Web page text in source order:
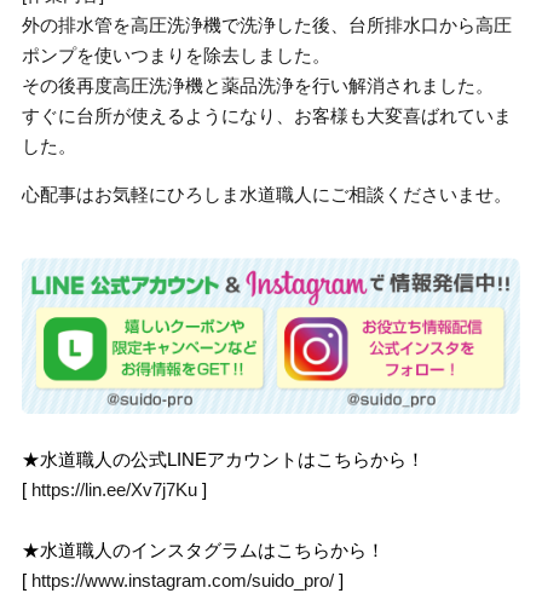
外の排水管を高圧洗浄機で洗浄した後、台所排水口から高圧
ポンプを使いつまりを除去しました。
その後再度高圧洗浄機と薬品洗浄を行い解消されました。
すぐに台所が使えるようになり、お客様も大変喜ばれていま
した。
心配事はお気軽にひろしま水道職人にご相談くださいませ。
★水道職人の公式LINEアカウントはこちらから！
[ https://lin.ee/Xv7j7Ku ]
★水道職人のインスタグラムはこちらから！
[ https://www.instagram.com/suido_pro/ ]